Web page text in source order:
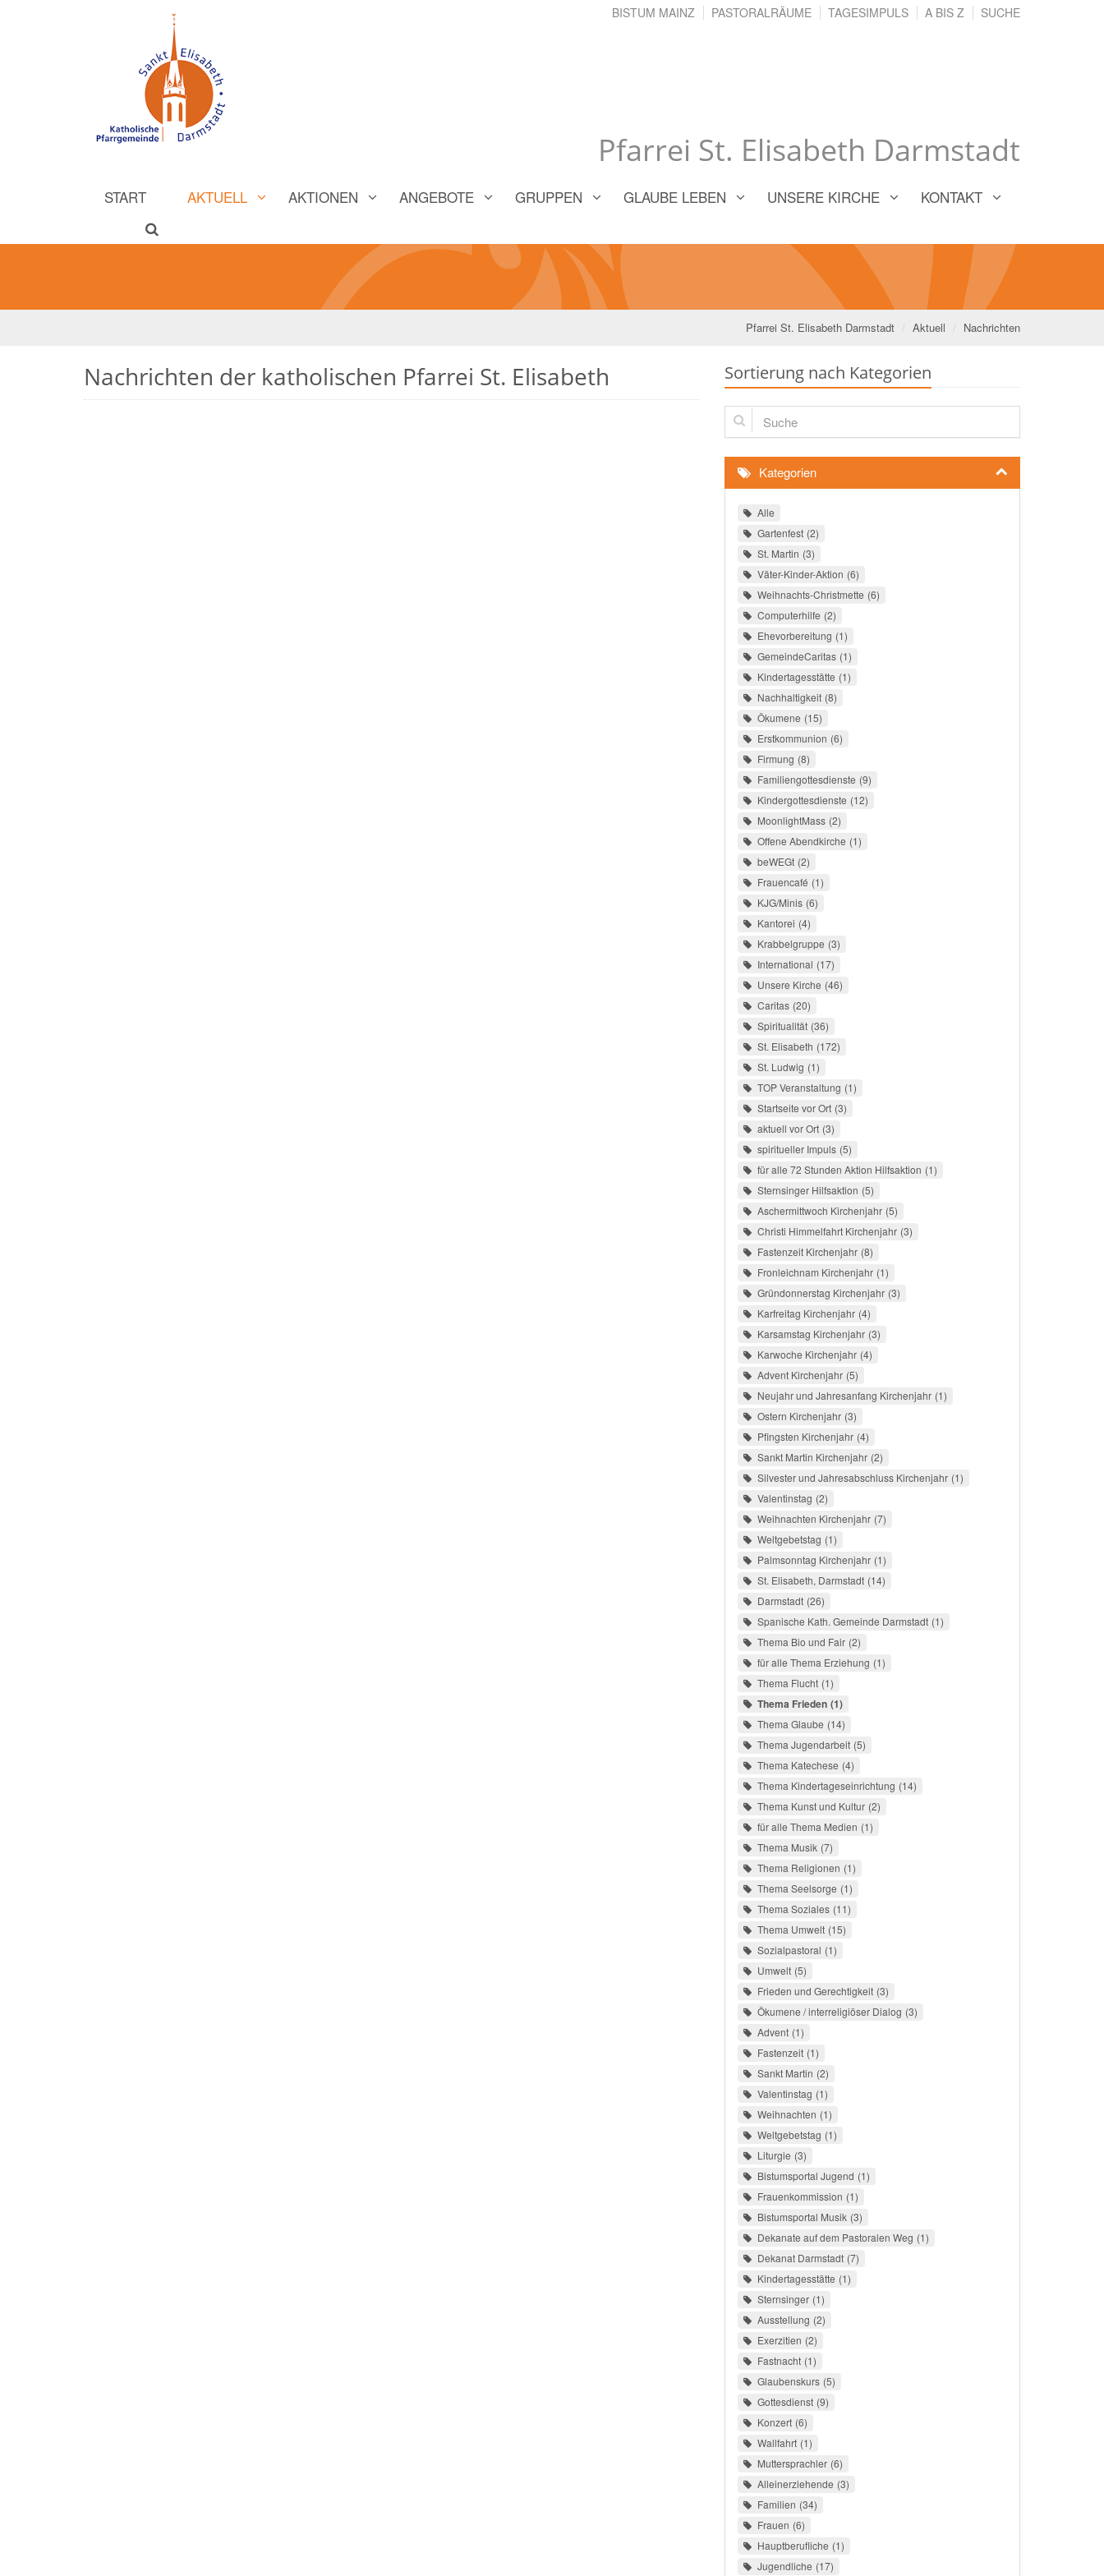
Pfarrei St. Elisabeth Darmstadt
BISTUM MAINZ PASTORALRÄUME TAGESIMPULS A BIS Z SUCHE
START AKTUELL AKTIONEN ANGEBOTE GRUPPEN GLAUBE LEBEN UNSERE KIRCHE KONTAKT
Pfarrei St. Elisabeth Darmstadt Aktuell Nachrichten
Nachrichten der katholischen Pfarrei St. Elisabeth Sortierung nach Kategorien
Suche
Kategorien
Alle
Gartenfest 2
St. Martin 3
Väter-Kinder-Aktion 6
Weihnachts-Christmette 6
Computerhilfe 2
Ehevorbereitung 1
GemeindeCaritas 1
Kindertagesstätte 1
Nachhaltigkeit 8
Ökumene 15
Erstkommunion 6
Firmung 8
Familiengottesdienste 9
Kindergottesdienste 12
MoonlightMass 2
Offene Abendkirche 1
beWEGt 2
Frauencafé 1
KJG/Minis 6
Kantorei 4
Krabbelgruppe 3
International 17
Unsere Kirche 46
Caritas 20
Spiritualität 36
St. Elisabeth 172
St. Ludwig 1
TOP Veranstaltung 1
Startseite vor Ort 3
aktuell vor Ort 3
spiritueller Impuls 5
für alle 72 Stunden Aktion Hilfsaktion 1
Sternsinger Hilfsaktion 5
Aschermittwoch Kirchenjahr 5
Christi Himmelfahrt Kirchenjahr 3
Fastenzeit Kirchenjahr 8
Fronleichnam Kirchenjahr 1
Gründonnerstag Kirchenjahr 3
Karfreitag Kirchenjahr 4
Karsamstag Kirchenjahr 3
Karwoche Kirchenjahr 4
Advent Kirchenjahr 5
Neujahr und Jahresanfang Kirchenjahr 1
Ostern Kirchenjahr 3
Pfingsten Kirchenjahr 4
Sankt Martin Kirchenjahr 2
Silvester und Jahresabschluss Kirchenjahr 1
Valentinstag 2
Weihnachten Kirchenjahr 7
Weltgebetstag 1
Palmsonntag Kirchenjahr 1
St. Elisabeth, Darmstadt 14
Darmstadt 26
Spanische Kath. Gemeinde Darmstadt 1
Thema Bio und Fair 2
für alle Thema Erziehung 1
Thema Flucht 1
Thema Frieden 1
Thema Glaube 14
Thema Jugendarbeit 5
Thema Katechese 4
Thema Kindertageseinrichtung 14
Thema Kunst und Kultur 2
für alle Thema Medien 1
Thema Musik 7
Thema Religionen 1
Thema Seelsorge 1
Thema Soziales 11
Thema Umwelt 15
Sozialpastoral 1
Umwelt 5
Frieden und Gerechtigkeit 3
Ökumene / interreligiöser Dialog 3
Advent 1
Fastenzeit 1
Sankt Martin 2
Valentinstag 1
Weihnachten 1
Weltgebetstag 1
Liturgie 3
Bistumsportal Jugend 1
Frauenkommission 1
Bistumsportal Musik 3
Dekanate auf dem Pastoralen Weg 1
Dekanat Darmstadt 7
Kindertagesstätte 1
Sternsinger 1
Ausstellung 2
Exerzitien 2
Fastnacht 1
Glaubenskurs 5
Gottesdienst 9
Konzert 6
Wallfahrt 1
Muttersprachler 6
Alleinerziehende 3
Familien 34
Frauen 6
Hauptberufliche 1
Jugendliche 17